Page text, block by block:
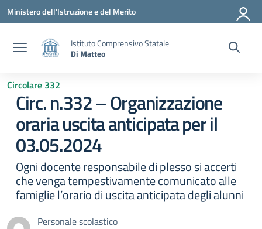
Vai ai contenuti
Vai al menu di navigazione
Vai al footer
Ministero dell'Istruzione e del Merito
Istituto Comprensivo Statale
Di Matteo
Circolare 332
Circ. n.332 – Organizzazione
oraria uscita anticipata per il
03.05.2024
Ogni docente responsabile di plesso si accerti
che venga tempestivamente comunicato alle
famiglie l’orario di uscita anticipata degli alunni
Personale scolastico